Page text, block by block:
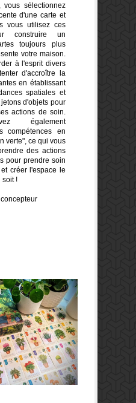
vous sélectionnez
d'une carte et
vous utilisez ces
construire un
toujours plus
votre maison.
à l'esprit divers
d'accroître la
en établissant
spatiales et
d'objets pour
actions de soin.
également
compétences en
verte", ce qui vous
des actions
pour prendre soin
créer l'espace le
soit !